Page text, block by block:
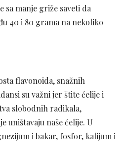
sa manje griže saveti da
40 i 80 grama na nekoliko
flavonoida, snažnih
su važni jer štite ćelije i
slobodnih radikala,
uništavaju naše ćelije. U
i bakar, fosfor, kalijum i